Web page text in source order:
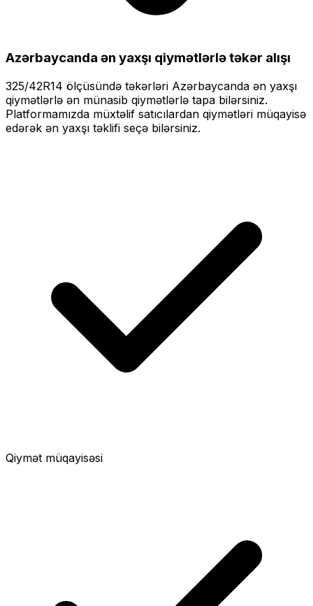
Azərbaycanda ən yaxşı qiymətlərlətəkər alışı
325/42R14 ölçüsündə təkərləri Azərbaycanda ən yaxşı
qiymətlərlə ən münasib qiymətlərlə tapa bilərsiniz.
Platformamızda müxtəlif satıcılardan qiymətləri müqayisə
edərək ən yaxşı təklifi seçə bilərsiniz.
Qiymət müqayisəsi